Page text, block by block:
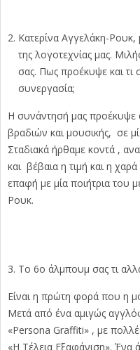
Κατερίνα Αγγελάκη-Ρουκ,
της λογοτεχνίας μας.
σας. Πως προέκυψε και
συνεργασία;
Η συνάντησή μας προέκυψε
βραδιών και μουσικής, σε
Σταδιακά ήρθαμε κοντά ,
και βέβαια η τιμή και η
επαφή με μία ποιήτρια του
Ρουκ.
Το 6ο άλμπουμ σας τι
Είναι η πρώτη φορά που η
Μετά από ένα αμιγώς
«Persona Graffiti» , με
«Η Τέλεια Εξαφάνιση».